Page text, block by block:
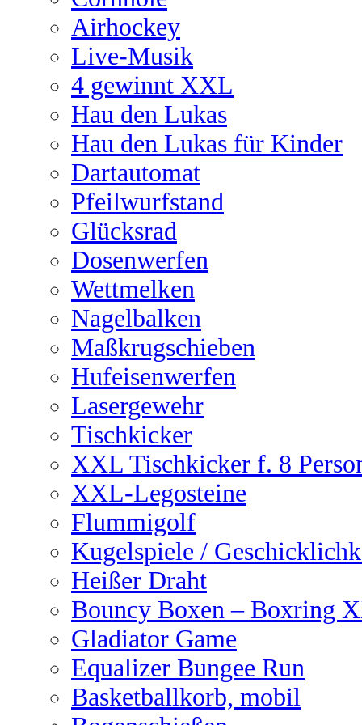
Airhockey
Live-Musik
4 gewinnt XXL
Hau den Lukas
Hau den Lukas für Kinder
Dartautomat
Pfeilwurfstand
Glücksrad
Dosenwerfen
Wettmelken
Nagelbalken
Maßkrugschieben
Hufeisenwerfen
Lasergewehr
Tischkicker
XXL Tischkicker f. 8
XXL-Legosteine
Flummigolf
Kugelspiele /
Heißer Draht
Bouncy Boxen – Boxring
Gladiator Game
Equalizer Bungee Run
Basketballkorb, mobil